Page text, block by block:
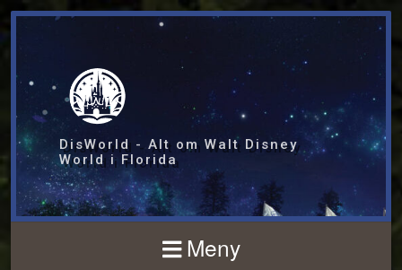
DisWorld - Alt om Walt Disney
World i Florida
Meny